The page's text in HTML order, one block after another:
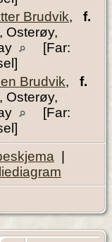
Brudvik, f.
Osterøy,
[Far:
Brudvik, f.
Osterøy,
[Far: